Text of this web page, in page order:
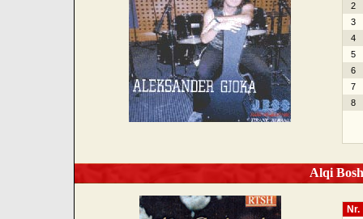
2
3
4
5
6
7
8
Alqi
Nr.